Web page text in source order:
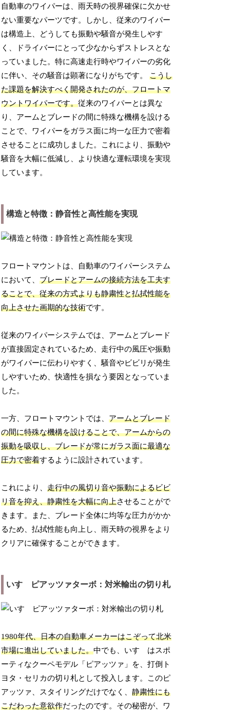
自動車のワイパーは、雨天時の視界確保に欠かせ
ない重要なパーツです。しかし、従来のワイパー
は構造上、どうしても振動や騒音が発生しやす
く、ドライバーにとって少なからずストレスとな
っていました。特に高速走行時やワイパーの劣化
に伴い、その騒音は顕著になりがちです。こうし
た課題を解決すべく開発されたのが、フロートマ
ウントワイパーです。従来のワイパーとは異な
り、アームとブレードの間に特殊な機構を設ける
ことで、ワイパーをガラス面に均一な圧力で密着
させることに成功しました。これにより、振動や
騒音を大幅に低減し、より快適な運転環境を実現
しています。
構造と特徴：静音性と高性能を実現
フロートマウントは、自動車のワイパーシステム
において、ブレードとアームの接続方法を工夫す
ることで、従来の方式よりも静粛性と払拭性能を
向上させた画期的な技術です。
従来のワイパーシステムでは、アームとブレード
が直接固定されているため、走行中の風圧や振動
がワイパーに伝わりやすく、騒音やビビリが発生
しやすいため、快適性を損なう要因となっていま
した。
一方、フロートマウントでは、アームとブレード
の間に特殊な機構を設けることで、アームからの
振動を吸収し、ブレードが常にガラス面に最適な
圧力で密着するように設計されています。
これにより、走行中の風切り音や振動によるビビ
リ音を抑え、静粛性を大幅に向上させることがで
きます。また、ブレード全体に均等な圧力がかか
るため、払拭性能も向上し、雨天時の視界をより
クリアに確保することができます。
いすゞピアッツァターボ：対米輸出の切り札
1980年代、日本の自動車メーカーはこぞって北米
市場に進出していました。中でも、いすゞはスポ
ーティなクーペモデル「ピアッツァ」を、打倒ト
ヨタ・セリカの切り札として投入します。このピ
アッツァ、スタイリングだけでなく、静粛性にも
こだわった意欲作だったのです。その秘密が、ワ